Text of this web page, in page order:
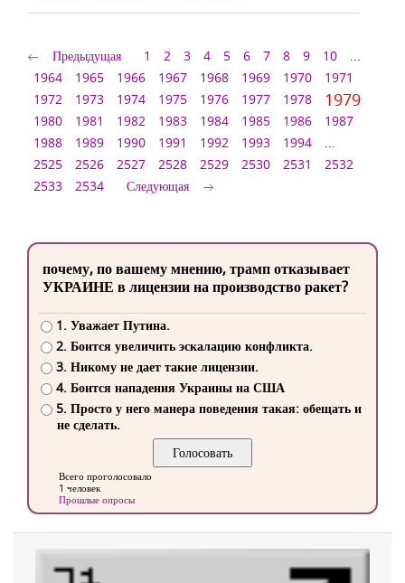
Предыдущая 1 2 3 4 5 6 7 8 9 10
...
1964
1965 1966 1967 1968 1969 1970
1971
1972
1973 1974 1975 1976 1977 1978 1979
1980 1981 1982 1983 1984 1985 1986
1987
1988
1989 1990 1991 1992 1993 1994
...
2525
2526 2527 2528 2529 2530 2531
2532
2533
2534 Следующая
почему, по вашему мнению, трамп отказывает
УКРАИНЕ в лицензии на производство ракет?
1. Уважает Путина.
2. Боится увеличить эскалацию конфликта.
3. Никому не дает такие лицензии.
4. Боится нападения Украины на США
5. Просто у него манера поведения такая: обещать и
не сделать.
Всего проголосовало
1 человек
Прошлые опросы